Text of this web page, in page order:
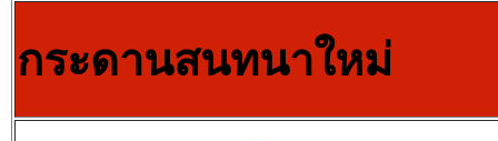
กระดานสนทนาใหม่